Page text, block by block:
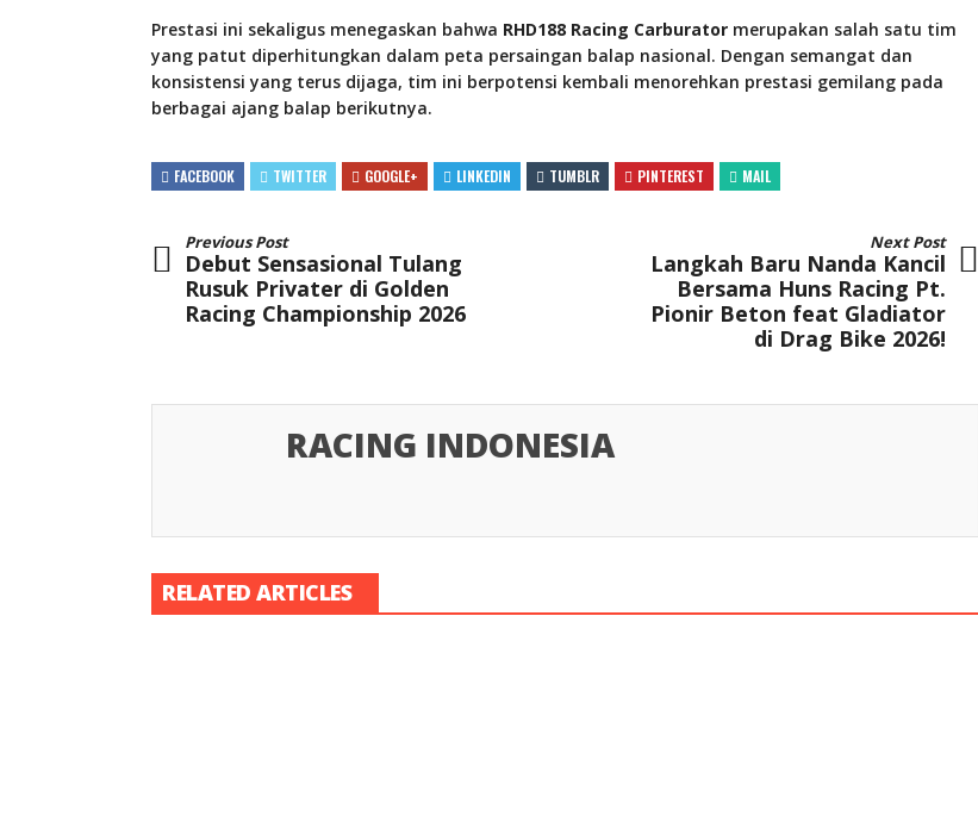
Prestasi ini sekaligus menegaskan bahwa RHD188 Racing Carburator merupakan salah satu tim
yang patut diperhitungkan dalam peta persaingan balap nasional. Dengan semangat dan
konsistensi yang terus dijaga, tim ini berpotensi kembali menorehkan prestasi gemilang pada
berbagai ajang balap berikutnya.
FACEBOOK TWITTER GOOGLE+ LINKEDIN TUMBLR PINTEREST MAIL
Previous Post
Debut Sensasional Tulang
Rusuk Privater di Golden
Racing Championship 2026
Next Post
Langkah Baru Nanda Kancil
Bersama Huns Racing Pt.
Pionir Beton feat Gladiator
di Drag Bike 2026!
RACING INDONESIA
RELATED ARTICLES